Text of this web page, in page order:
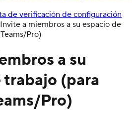
de verificación de configuración
Invite a miembros a su espacio de
Pro)
a su
trabajo (para
Pro)